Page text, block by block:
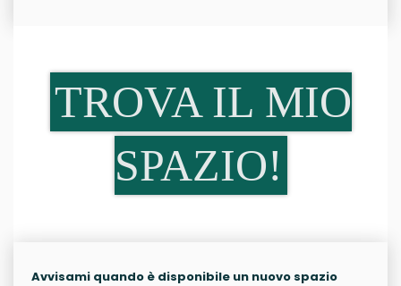
TROVA IL MIO
SPAZIO!
Avvisami quando è disponibile un nuovo spazio